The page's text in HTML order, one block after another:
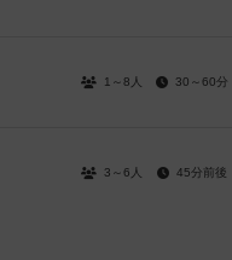
1～8人 30～60分
3～6人 45分前後